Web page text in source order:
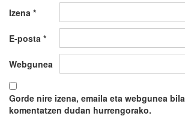
Izena *
E-posta *
Webgunea
Gorde nire izena, emaila eta webgunea
komentatzen dudan hurrengorako.